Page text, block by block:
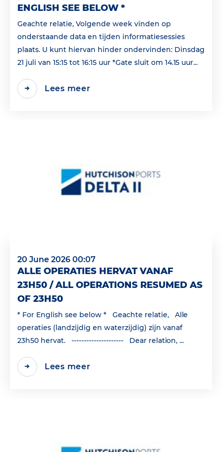
ENGLISH SEE BELOW *
Geachte relatie, Volgende week vinden op
onderstaande data en tijden informatiesessies
plaats. U kunt hiervan hinder ondervinden: Dinsdag
21 juli van 15:15 tot 16:15 uur *Gate sluit om 14.15 uur...
Lees meer
20 June 2026 00:07
ALLE OPERATIES HERVAT VANAF
23H50 / ALL OPERATIONS RESUMED AS
OF 23H50
* For English see below * Geachte relatie, Alle
operaties (landzijdig en waterzijdig) zijn vanaf
23h50 hervat. --------------------- Dear relation, ...
Lees meer